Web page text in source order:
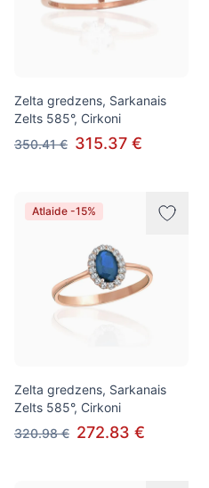
Zelta gredzens, Sarkanais
Zelts 585°, Cirkoni
350.41 € 315.37 €
Atlaide -15%
Zelta gredzens, Sarkanais
Zelts 585°, Cirkoni
320.98 € 272.83 €